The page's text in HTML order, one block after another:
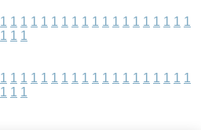
1 1 1 1 1 1 1 1 1 1 1 1 1 1 1 1 1 1 1
1 1 1
1 1 1 1 1 1 1 1 1 1 1 1 1 1 1 1 1 1 1
1 1 1